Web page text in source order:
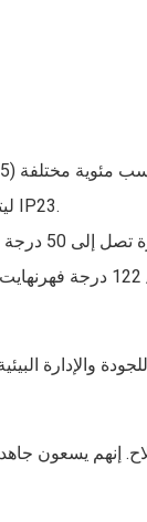
ليتناسب مع أداء المحرك وقدرته الناتجة، ويُعرف بكفاءته العالية ومستوى حمايته IP23.
إنهم يسعون